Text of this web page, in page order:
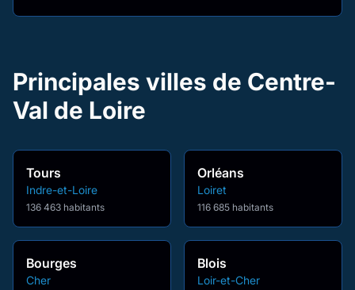
Principales villes de Centre-
Val de Loire
Tours
Indre-et-Loire
136 463 habitants
Orléans
Loiret
116 685 habitants
Bourges
Cher
Blois
Loir-et-Cher